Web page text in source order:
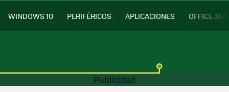
WINDOWS 10 PERIFÉRICOS APLICACIONES OFFICE 365